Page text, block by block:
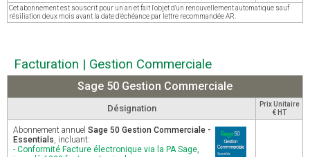
Cet abonnement est souscrit pour un an et fait l'objet d'un renouvellement automatique sauf
résiliation deux mois avant la date d'échéance par lettre recommandée AR.
Facturation | Gestion Commerciale
Sage 50 Gestion Commerciale
Désignation
Prix Unitaire
€ HT
Abonnement annuel Sage 50 Gestion Commerciale -
Essentials, incluant:
- Conformité Facture électronique via la PA Sage,